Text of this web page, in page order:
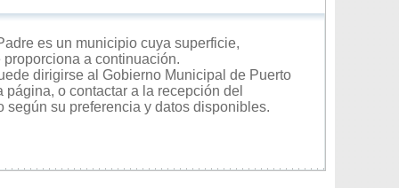
es un municipio cuya superficie,
a continuación.
dirigirse al Gobierno Municipal de Puerto
o contactar a la recepción del
su preferencia y datos disponibles.